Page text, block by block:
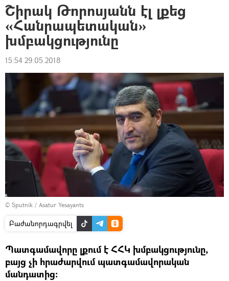
Շիրակ Թորոսյանն էլ լքեց
«Հանրապետական»
խմբակցությունը
15:54 29.05.2018
© Sputnik / Asatur Yesayants
Բաժանորդագրվել
Պատգամավորը լքում է ՀՀԿ խմբակցությունը,
բայց չի հրաժարվում պատգամավորական
մանդատից։